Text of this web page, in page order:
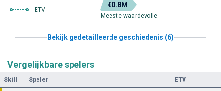
ETV
€0.8M
Meeste waardevolle
Bekijk gedetailleerde geschiedenis (6)
Vergelijkbare spelers
Skill Speler ETV